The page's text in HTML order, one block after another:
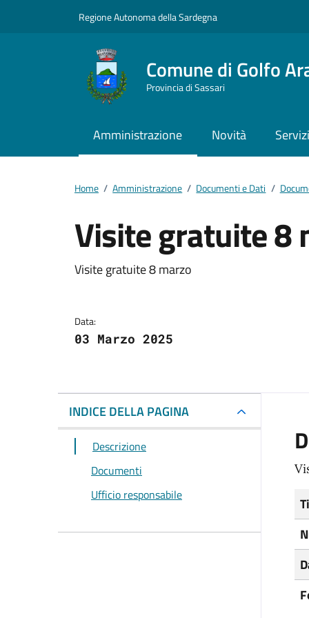
Regione Autonoma della Sardegna
Comune di Golfo
Provincia di Sassari
Amministrazione Novità Servizi
Home / Amministrazione / Documenti e Dati /
Visite gratuite 8
Dettagli del
Visite gratuite 8 marzo
Data:
03 Marzo 2025
INDICE DELLA PAGINA
Descrizione
Documenti
Ufficio responsabile